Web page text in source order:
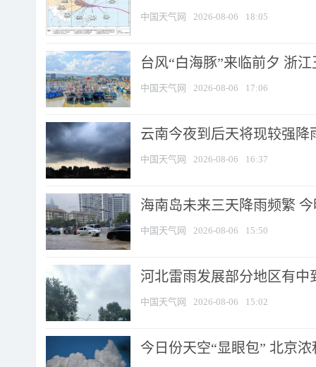
中国天气网 2026-08-06 18:05
台风“白海豚”来临前夕 浙
中国天气网 2026-08-06 17:06
云南今夜到后天将现较强降
中国天气网 2026-08-06 16:37
海南岛未来三天降雨频繁
中国天气网 2026-08-06 15:50
河北雷雨发展部分地区有中
中国天气网 2026-08-06 15:02
今日份天空“显眼包” 北京